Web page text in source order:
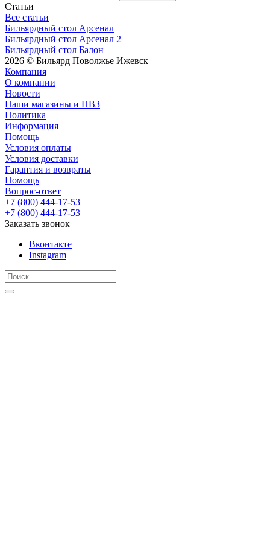
Статьи
Все статьи
Бильярдный стол Арсенал
Бильярдный стол Арсенал 2
Бильярдный стол Балон
2026 © Бильярд Поволжье Ижевск
Компания
О компании
Новости
Наши магазины и ПВЗ
Политика
Информация
Помощь
Условия оплаты
Условия доставки
Гарантия и возвраты
Помощь
Вопрос-ответ
+7 (800) 444-17-53
+7 (800) 444-17-53
Заказать звонок
Вконтакте
Instagram